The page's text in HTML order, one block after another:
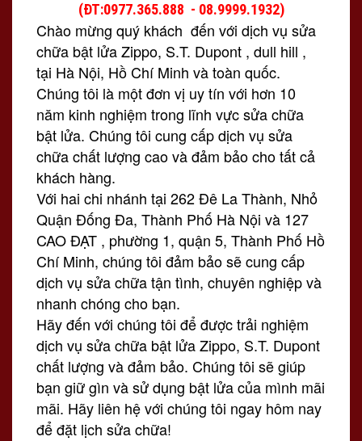
(ĐT:0977.365.888 - 08.9999.1932)
Chào mừng quý khách đến với dịch vụ sửa
chữa bật lửa Zippo, S.T. Dupont , dull hill ,
tại Hà Nội, Hồ Chí Minh và toàn quốc.
Chúng tôi là một đơn vị uy tín với hơn 10
năm kinh nghiệm trong lĩnh vực sửa chữa
bật lửa. Chúng tôi cung cấp dịch vụ sửa
chữa chất lượng cao và đảm bảo cho tất cả
khách hàng.
Với hai chi nhánh tại 262 Đê La Thành, Nhỏ
Quận Đống Đa, Thành Phố Hà Nội và 127
CAO ĐẠT , phường 1, quận 5, Thành Phố Hồ
Chí Minh, chúng tôi đảm bảo sẽ cung cấp
dịch vụ sửa chữa tận tình, chuyên nghiệp và
nhanh chóng cho bạn.
Hãy đến với chúng tôi để được trải nghiệm
dịch vụ sửa chữa bật lửa Zippo, S.T. Dupont
chất lượng và đảm bảo. Chúng tôi sẽ giúp
bạn giữ gìn và sử dụng bật lửa của mình mãi
mãi. Hãy liên hệ với chúng tôi ngay hôm nay
để đặt lịch sửa chữa!